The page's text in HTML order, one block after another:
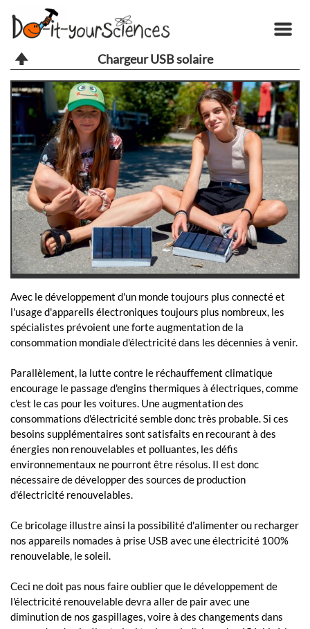
Chargeur USB solaire
Avec le développement d'un monde toujours plus connecté et
l'usage d'appareils électroniques toujours plus nombreux, les
spécialistes prévoient une forte augmentation de la
consommation mondiale d'électricité dans les décennies à venir.
Parallèlement, la lutte contre le réchauffement climatique
encourage le passage d'engins thermiques à électriques, comme
c'est le cas pour les voitures. Une augmentation des
consommations d'électricité semble donc très probable. Si ces
besoins supplémentaires sont satisfaits en recourant à des
énergies non renouvelables et polluantes, les défis
environnementaux ne pourront être résolus. Il est donc
nécessaire de développer des sources de production
d'électricité renouvelables.
Ce bricolage illustre ainsi la possibilité d'alimenter ou recharger
nos appareils nomades à prise USB avec une électricité 100%
renouvelable, le soleil.
Ceci ne doit pas nous faire oublier que le développement de
l'électricité renouvelable devra aller de pair avec une
diminution de nos gaspillages, voire à des changements dans